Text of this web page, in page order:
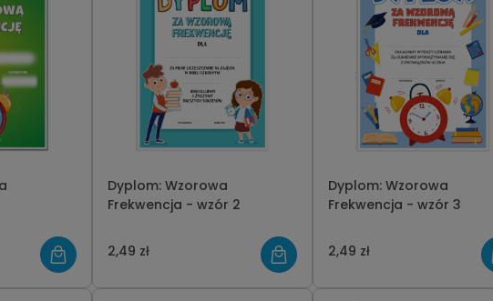
Dyplom: Wzorowa
Frekwencja - wzór 2
2,49 zł
Dyplom: Wzorowa
Frekwencja - wzór 3
2,49 zł